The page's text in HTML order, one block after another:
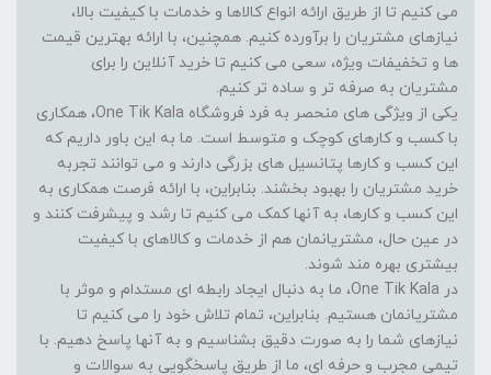
می کنیم تا از طریق ارائه انواع کالاها و خدمات با کیفیت بالا،
نیازهای مشتریان را برآورده کنیم. همچنین، با ارائه بهترین قیمت
ها و تخفیفات ویژه، سعی می کنیم تا خرید آنلاین را برای
مشتریان به صرفه تر و ساده تر کنیم.
یکی از ویژگی های منحصر به فرد فروشگاه One Tik Kala، همکاری
با کسب و کارهای کوچک و متوسط است. ما به این باور داریم که
این کسب و کارها پتانسیل های بزرگی دارند و می توانند تجربه
خرید مشتریان را بهبود بخشند. بنابراین، با ارائه فرصت همکاری به
این کسب و کارها، به آنها کمک می کنیم تا رشد و پیشرفت کنند و
در عین حال، مشتریانمان هم از خدمات و کالاهای با کیفیت
بیشتری بهره مند شوند.
در One Tik Kala، ما به دنبال ایجاد رابطه ای مستدام و موثر با
مشتریانمان هستیم. بنابراین، تمام تلاش خود را می کنیم تا
نیازهای شما را به صورت دقیق بشناسیم و به آنها پاسخ دهیم. با
تیمی مجرب و حرفه ای، ما از طریق پاسخگویی به سوالات و